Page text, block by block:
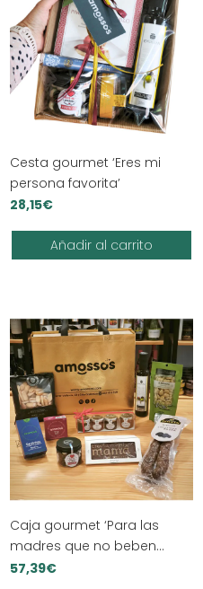
Cesta gourmet ‘Eres mi
persona favorita’
28,15€
Añadir al carrito
Caja gourmet ‘Para las
madres que no beben
alcohol’
57,39€